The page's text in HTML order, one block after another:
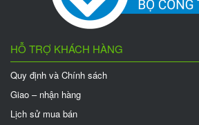
HỖ TRỢ KHÁCH HÀNG
Quy định và Chính sách
Giao – nhận hàng
Lịch sử mua bán